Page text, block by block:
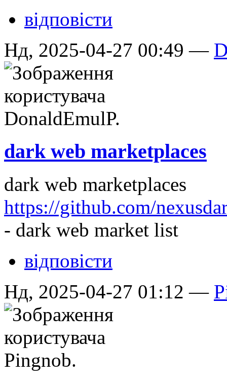
відповісти
Нд, 2025-04-27 00:49 —
dark web marketplaces
dark web marketplaces
https://github.com/
- dark web market list
відповісти
Нд, 2025-04-27 01:12 —